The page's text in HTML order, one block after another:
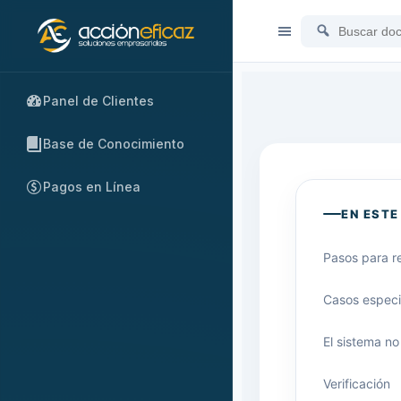
Panel de Clientes
Base de Conocimiento
Pagos en Línea
EN
Pasos para
Casos
El sistema
Verificación